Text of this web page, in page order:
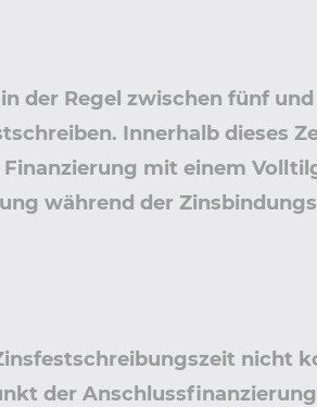
der Regel zwischen fünf und
Innerhalb dieses
mit einem
während der
nicht
der